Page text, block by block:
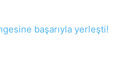
başarıyla yerleşti!